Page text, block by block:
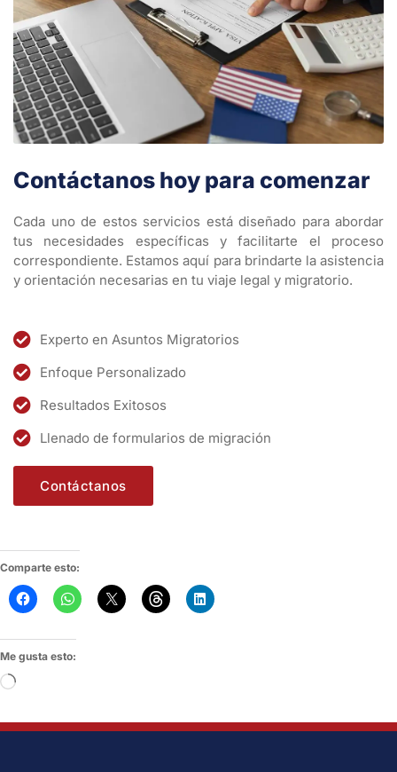
Contáctanos hoy para comenzar
Cada uno de estos servicios está diseñado para abordar
tus necesidades específicas y facilitarte el proceso
correspondiente. Estamos aquí para brindarte la asistencia
y orientación necesarias en tu viaje legal y migratorio.
Experto en Asuntos Migratorios
Enfoque Personalizado
Resultados Exitosos
Llenado de formularios de migración
Contáctanos
Comparte esto:
Me gusta esto: